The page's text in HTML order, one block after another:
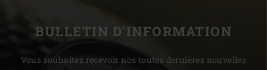
BULLETIN D'INFORMATION
Vous souhaitez recevoir nos toutes dernières nouvelles